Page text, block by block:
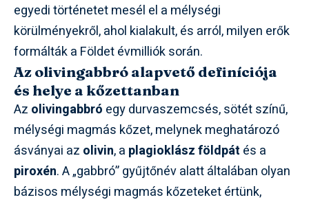
egyedi történetet mesél el a mélységi
körülményekről, ahol kialakult, és arról, milyen erők
formálták a Földet évmilliók során.
Az olivingabbró alapvető definíciója
és helye a kőzettanban
Az olivingabbró egy durvaszemcsés, sötét színű,
mélységi magmás kőzet, melynek meghatározó
ásványai az olivin, a plagioklász földpát és a
piroxén. A „gabbró” gyűjtőnév alatt általában olyan
bázisos mélységi magmás kőzeteket értünk,